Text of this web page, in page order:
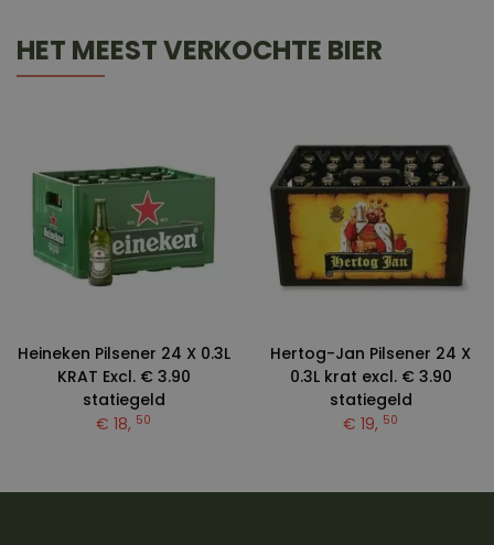
HET MEEST VERKOCHTE BIER
Heineken Pilsener 24 X 0.3L
KRAT Excl. € 3.90
statiegeld
€ 18, 50
Hertog-Jan Pilsener 24 X
0.3L krat excl. € 3.90
statiegeld
€ 19, 50